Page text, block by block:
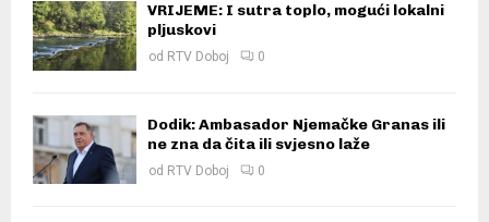
VRIJEME: I sutra toplo, mogući lokalni
pljuskovi
od RTV Doboj 0
Dodik: Ambasador Njemačke Granas ili
ne zna da čita ili svjesno laže
od RTV Doboj 0